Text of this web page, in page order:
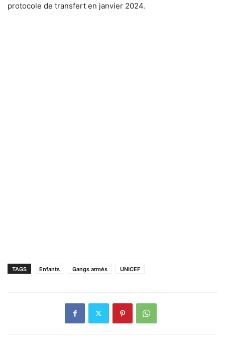
protocole de transfert en janvier 2024.
TAGS Enfants Gangs armés UNICEF